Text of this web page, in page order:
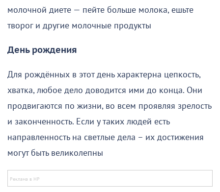
молочной диете — пейте больше молока, ешьте
творог и другие молочные продукты
День рождения
Для рождённых в этот день характерна цепкость,
хватка, любое дело доводится ими до конца. Они
продвигаются по жизни, во всем проявляя зрелость
и законченность. Если у таких людей есть
направленность на светлые дела – их достижения
могут быть великолепны